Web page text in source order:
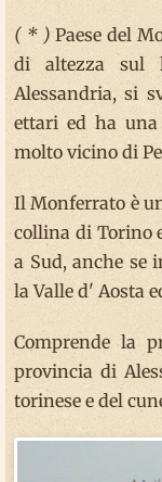
( * )Paese del
di altezza sul
Alessandria, si
ettari ed ha
molto vicino di
Il Monferrato è
collina di Torino
a Sud, anche se
la Valle d' Aosta
Comprende la
provincia di
torinese e del